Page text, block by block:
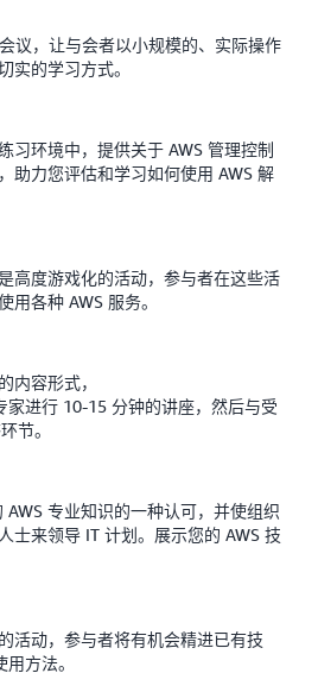
议，让与会者以小规模的、实际操作
实的学习方式。
习环境中，提供关于 AWS 管理控制
助力您评估和学习如何使用 AWS 解
高度游戏化的活动，参与者在这些活
用各种 AWS 服务。
内容形式，
家进行 10-15 分钟的讲座，然后与受
节。
AWS 专业知识的一种认可，并使组织
士来领导 IT 计划。展示您的 AWS 技
活动，参与者将有机会精进已有技
方法。